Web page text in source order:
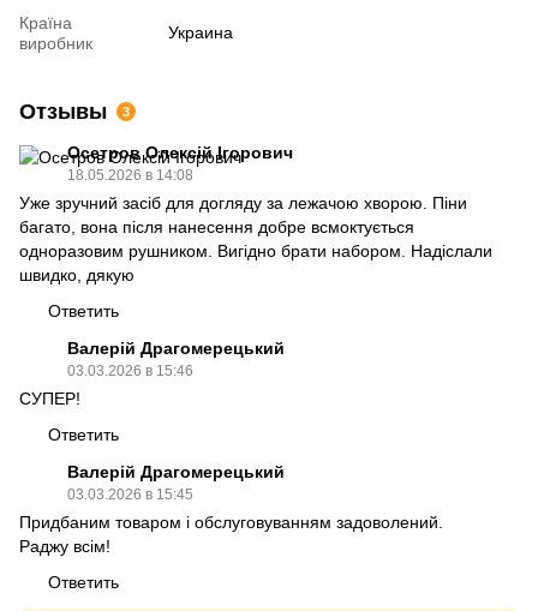
Країна
виробник
Украина
Отзывы 3
Осетров Олексій Ігорович
18.05.2026 в 14:08
Уже зручний засіб для догляду за лежачою хворою. Піни
багато, вона після нанесення добре всмоктується
одноразовим рушником. Вигідно брати набором. Надіслали
швидко, дякую
Ответить
Валерій Драгомерецький
03.03.2026 в 15:46
СУПЕР!
Ответить
Валерій Драгомерецький
03.03.2026 в 15:45
Придбаним товаром і обслуговуванням задоволений.
Раджу всім!
Ответить